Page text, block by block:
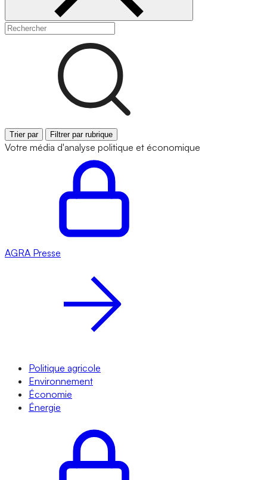
Trier par Filtrer par rubrique
Votre média d'analyse politique et économique
AGRA Presse
Politique agricole
Environnement
Économie
Énergie